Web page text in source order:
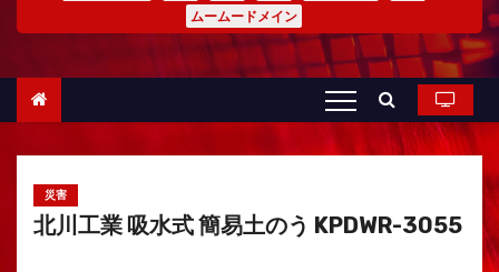
ムームードメイン
災害
北川工業 吸水式 簡易土のう KPDWR-3055